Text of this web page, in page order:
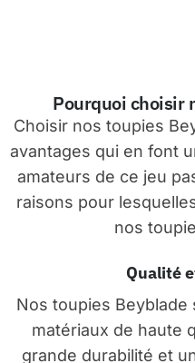
Pourquoi choisir
Choisir nos toupies
avantages qui en font
amateurs de ce jeu
raisons pour
nos
Qualité
Nos toupies
matériaux de haute
grande durabilité et